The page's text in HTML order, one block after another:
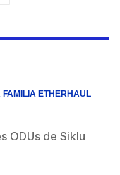
ETHERHAUL
ODUs de Siklu